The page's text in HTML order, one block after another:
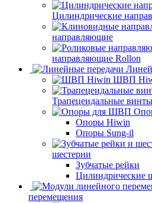
Цилиндрические
направляющие
направляющие Rollon
ШВП
Трапецеидальные
Опоры Hiwin
Опоры Sung-il
шестерни
Зубчатые рейки
Цилиндрические
перемещения